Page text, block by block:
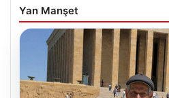
Yan Manşet